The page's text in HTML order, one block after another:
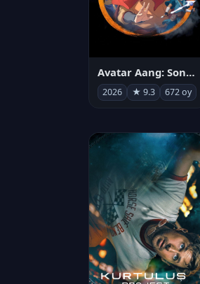
Avatar Aang: Son Havabükücü
2026 ★ 9.3 672 oy